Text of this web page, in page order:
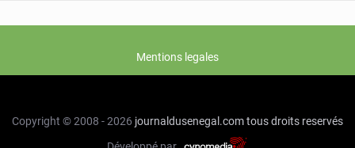
Mentions legales
Copyright © 2008 - 2026 journaldusenegal.comtous droits reservés